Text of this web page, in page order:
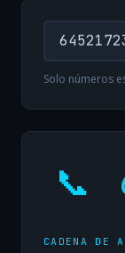
Solo números
📞
CADENA DE